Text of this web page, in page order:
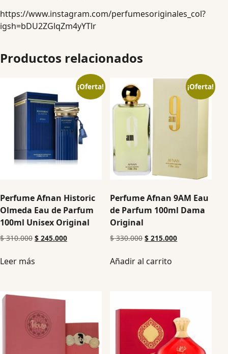
https://www.instagram.com/perfumesoriginales_col?
igsh=bDU2ZGlqZm4yYTlr
Productos relacionados
¡Oferta!
Perfume Afnan Historic
Olmeda Eau de Parfum
100ml Unisex Original
$310.000 $ 245.000
Leer más
¡Oferta!
Perfume Afnan 9AM Eau
de Parfum 100ml Dama
Original
$330.000 $ 215.000
Añadir al carrito